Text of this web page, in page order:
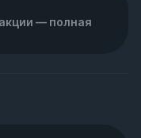
— полная